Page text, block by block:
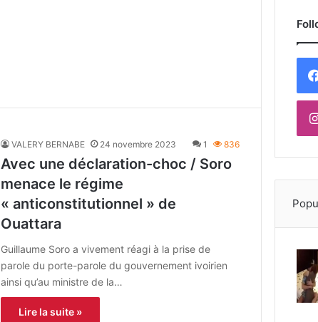
VALERY BERNABE 24 novembre 2023 1 836
Avec une déclaration-choc / Soro
menace le régime
« anticonstitutionnel » de
Ouattara
Guillaume Soro a vivement réagi à la prise de
parole du porte-parole du gouvernement ivoirien
ainsi qu’au ministre de la…
Lire la suite »